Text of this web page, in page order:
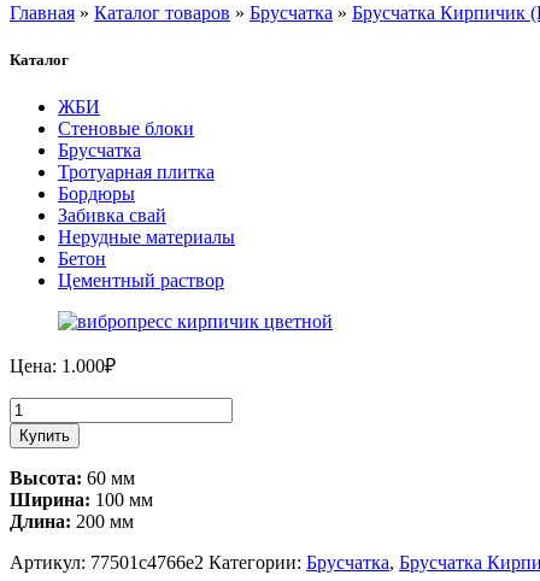
Главная » Каталог товаров » Брусчатка » Брусчатка Кирпичик
Каталог
ЖБИ
Стеновые блоки
Брусчатка
Тротуарная плитка
Бордюры
Забивка свай
Нерудные материалы
Бетон
Цементный раствор
Цена: 1.000₽
Количество
товара
Брусчатка
Вибропресс
Кирпичик
200
х
100
Купить
Высота: 60 мм
Ширина: 100 мм
Длина: 200 мм
Артикул: 77501c4766e2 Категории: Брусчатка, Брусчатка